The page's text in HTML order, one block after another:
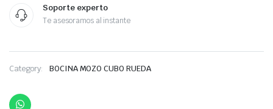
Soporte experto
Te asesoramos al instante
Category: BOCINA MOZO CUBO RUEDA